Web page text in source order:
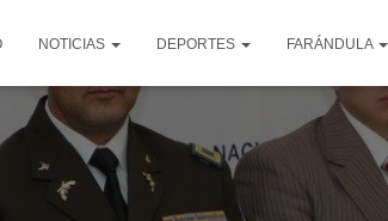
NOTICIAS DEPORTES FARÁNDULA